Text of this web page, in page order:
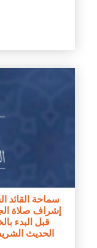
سماحة القائد
إشراف صلاة
قبل البدء
الحديث